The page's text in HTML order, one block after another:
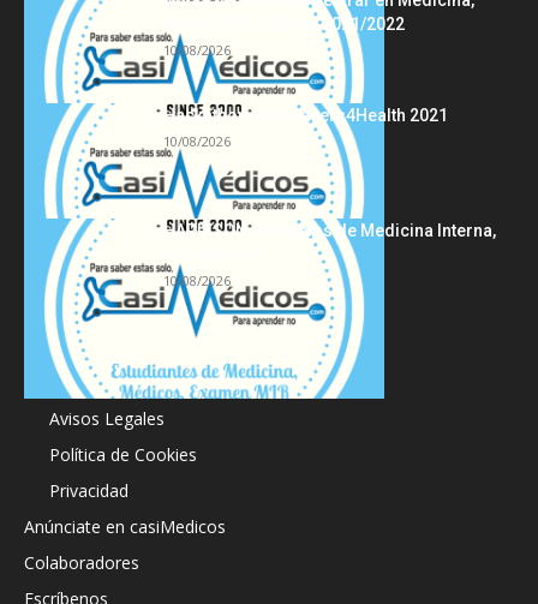
curso 2022/2023 vs 2021/2022
10/08/2026
Hackathon Innomakers4Health 2021
10/08/2026
HARRISON Principios de Medicina Interna,
10/08/2026
Acerca de
Avisos Legales
Política de Cookies
Privacidad
Anúnciate en casiMedicos
Colaboradores
Escríbenos